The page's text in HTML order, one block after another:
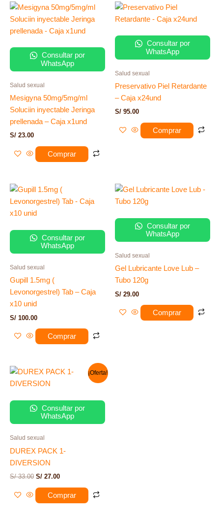
Consultar por
WhatsApp
Salud sexual
Mesigyna 50mg/5mg/ml
Soluciin inyectable Jeringa
prellenada – Caja x1und
S/ 23.00
Comprar
Consultar por
WhatsApp
Salud sexual
Preservativo Piel Retardante
– Caja x24und
S/ 95.00
Comprar
Consultar por
WhatsApp
Salud sexual
Gupill 1.5mg (
Levonorgestrel) Tab – Caja
x10 unid
S/ 100.00
Comprar
Consultar por
WhatsApp
Salud sexual
Gel Lubricante Love Lub –
Tubo 120g
S/ 29.00
Comprar
¡Oferta!
Consultar por
WhatsApp
Salud sexual
DUREX PACK 1-
DIVERSION
S/33.00
El
original
S/ 27.00
El
Comprar